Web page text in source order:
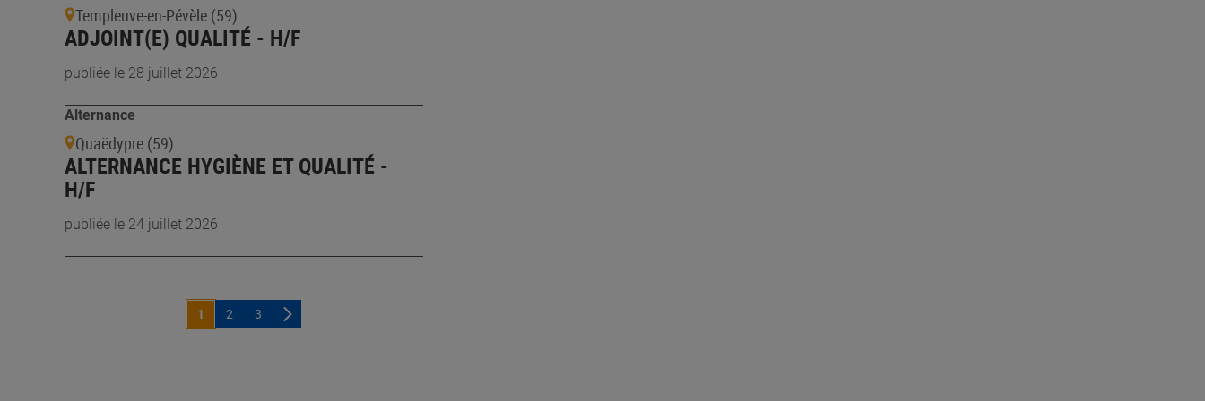
Templeuve-en-Pévèle (59)
ADJOINT(E) QUALITÉ - H/F
publiée le 28 juillet 2026
Alternance
Quaëdypre (59)
ALTERNANCE HYGIÈNE ET QUALITÉ -
H/F
publiée le 24 juillet 2026
1 2 3